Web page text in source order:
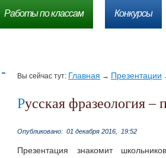
Работы по классам Конкурсы
Вы сейчас тут: Главная → Презентации
Русская фразеология –
Опубликовано: 01 декабря 2016, 19:52
Презентация знакомит